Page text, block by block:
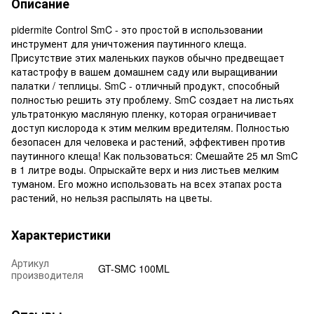
pidermite Control SmC - это простой в использовании
инструмент для уничтожения паутинного клеща.
Присутствие этих маленьких пауков обычно предвещает
катастрофу в вашем домашнем саду или выращивании
палатки / теплицы. SmC - отличный продукт, способный
полностью решить эту проблему. SmC создает на листьях
ультратонкую масляную пленку, которая ограничивает
доступ кислорода к этим мелким вредителям. Полностью
безопасен для человека и растений, эффективен против
паутинного клеща! Как пользоваться: Смешайте 25 мл SmC
в 1 литре воды. Опрыскайте верх и низ листьев мелким
туманом. Его можно использовать на всех этапах роста
растений, но нельзя распылять на цветы.
Характеристики
Артикул
производителя
GT-SMC 100ML